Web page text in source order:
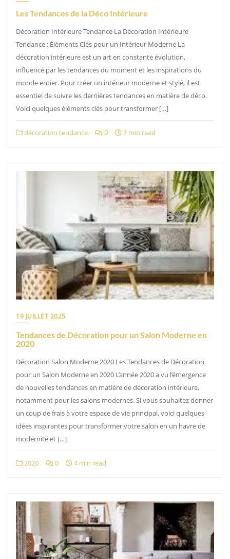
Les Tendances de la Déco Intérieure
Décoration Intérieure Tendance La Décoration Intérieure
Tendance : Éléments Clés pour un Intérieur Moderne La
décoration intérieure est un art en constante évolution,
influencé par les tendances du moment et les inspirations du
monde entier. Pour créer un intérieur moderne et stylé, il est
essentiel de suivre les dernières tendances en matière de déco.
Voici quelques éléments clés pour transformer […]
décoration tendance 0 7 min read
19 JUILLET 2025
Tendances de Décoration pour un Salon Moderne en
2020
Décoration Salon Moderne 2020 Les Tendances de Décoration
pour un Salon Moderne en 2020 L’année 2020 a vu l’émergence
de nouvelles tendances en matière de décoration intérieure,
notamment pour les salons modernes. Si vous souhaitez donner
un coup de frais à votre espace de vie principal, voici quelques
idées inspirantes pour transformer votre salon en un havre de
modernité et […]
2020 0 4 min read